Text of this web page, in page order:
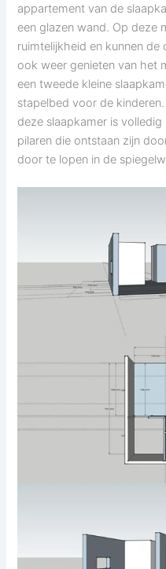
appartement van de
een glazen wand. Op deze
ruimtelijkheid en kunnen
ook weer genieten van het
een tweede kleine
stapelbed voor de
deze slaapkamer is
pilaren die ontstaan zijn
door te lopen in de